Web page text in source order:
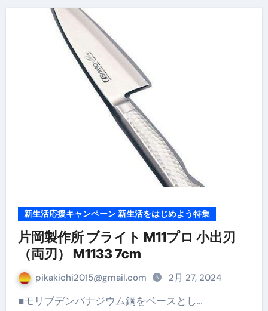
新生活応援キャンペーン 新生活をはじめよう特集
片岡製作所 ブライト M11プロ 小出刃
（両刃） M1133 7cm
pikakichi2015@gmail.com 2月 27, 2024
■モリブデンバナジウム鋼をベースとし…